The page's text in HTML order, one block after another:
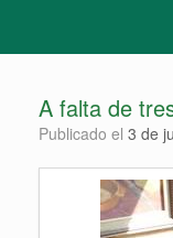
A falta de
Publicado el 3 de